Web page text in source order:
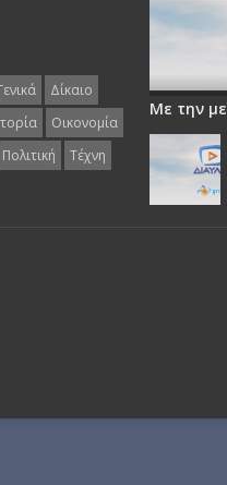
Δίκαιο
Οικονομία
Πολιτική
Τέχνη
Με την